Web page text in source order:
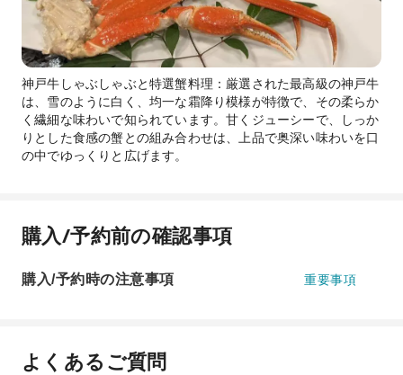
神戸牛しゃぶしゃぶと特選蟹料理：厳選された最高級の神戸牛
は、雪のように白く、均一な霜降り模様が特徴で、その柔らか
く繊細な味わいで知られています。甘くジューシーで、しっか
りとした食感の蟹との組み合わせは、上品で奥深い味わいを口
の中でゆっくりと広げます。
購入/予約前の確認事項
購入/予約時の注意事項 重要事項
よくあるご質問